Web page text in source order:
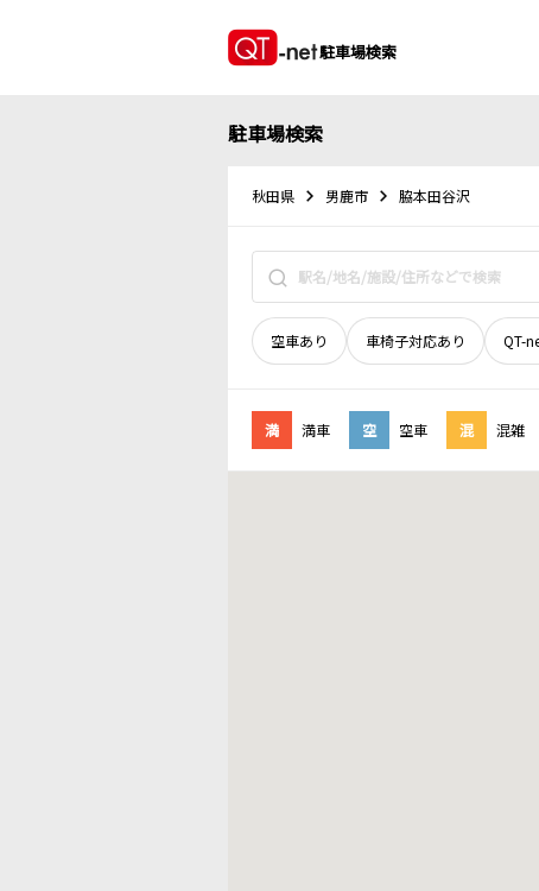
駐車場検索
駐車場検索
秋田県 男鹿市 脇本田谷沢
空車あり 車椅子対応あり QT-
満 満車 空 空車 混 混雑